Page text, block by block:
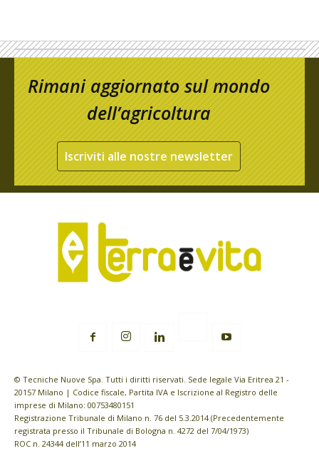
Rimani aggiornato sul mondo
dell’agricoltura
Iscriviti alle nostre newsletter
© Tecniche Nuove Spa. Tutti i diritti riservati. Sede legale Via Eritrea 21 -
20157 Milano | Codice fiscale, Partita IVA e Iscrizione al Registro delle
imprese di Milano: 00753480151
Registrazione Tribunale di Milano n. 76 del 5.3.2014 (Precedentemente
registrata presso il Tribunale di Bologna n. 4272 del 7/04/1973)
ROC n. 24344 dell’11 marzo 2014